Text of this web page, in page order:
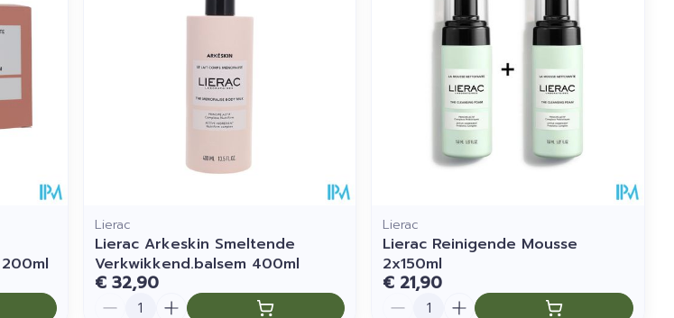
Lierac
Lierac Arkeskin Smeltende
Verkwikkend.balsem 400ml
€ 32,90
Aantal
Lierac
Lierac Reinigende Mousse
2x150ml
€ 21,90
Aantal